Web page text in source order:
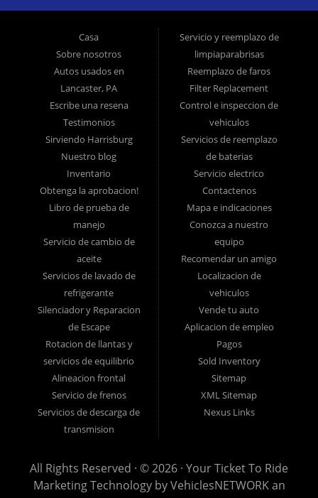
vehículos usados ??que ofrecen otras compañías para los
consumidores de "Compre aquí, pague aquí" es el inventario de
modelos tardíos de alto kilometraje, pero ofrecemos automóviles
usados ??de alta calidad, camiones usados, camionetas usadas,
SUV usados ??y sedanes usados ??en Lancaster PA y el
condado de Lancaster. >br> En Ticket To Ride, comprendemos su
situación y podemos lograr que lo aprueben para el automóvil
usado, camión usado, camioneta usada, SUV usado o sedán
usado de sus sueños hoy! Somos el hogar del préstamo de auto
fácil! Tenemos financiamiento para automóviles fácil, pagos
iniciales bajos y planes de pago fáciles. Si necesita un préstamo
para auto en Lancaster, ha encontrado el lugar correcto, si usted
es un comprador de automóviles por primera vez en Lancaster PA,
Columbia PA, Ephrata PA, Elizabethtown PA, Lebanon PA, York
PA, Hershey PA, Coatesville PA, Reading PA, Colonial Park PA,
Progress PA, Harrisburg PA, West Chester PA o Pottstown PA con
mal crédito, sin crédito o tienen cosas en su informe de crédito
que lo están reteniendo de sus sueños automotrices, como
embargos, bancarrotas, deudas, incumplimientos y morosidades,
y luego vengan a Ticket To Ride hoy.
Creemos que somos el mejor concesionario de autos usados ??de
Buy Here Pay Here y financiamiento interno en todo Pennsylvania,
sus sueños de compra de automóviles usados ??hoy en día con
financiamiento fácil para automóviles, pagos iniciales bajos, pagos
Casa
Sobre nosotros
Autos usados ​​en
Lancaster, PA
Escribe una resena
Testimonios
Sirviendo Harrisburg
Nuestro blog
Inventario
Obtenga la aprobacion!
Libro de prueba de
manejo
Servicio de cambio de
aceite
Servicios de lavado de
refrigerante
Silenciador y Reparacion
de Escape
Rotacion de llantas y
servicios de equilibrio
Alineacion frontal
Servicio de frenos
Servicios de descarga de
transmision
Servicio y reemplazo de
limpiaparabrisas
Reemplazo de faros
Filter Replacement
Control e inspeccion de
vehiculos
Servicios de reemplazo
de baterias
Servicio electrico
Contactenos
Mapa e indicaciones
Conozca a nuestro
equipo
Recomendar un amigo
Localizacion de
vehiculos
Vende tu auto
Aplicacion de empleo
Pagos
Sold Inventory
Sitemap
XML Sitemap
Nexus Links
All Rights Reserved · © 2026 · Your Ticket To Ride
Marketing Technology byVehiclesNETWORKan